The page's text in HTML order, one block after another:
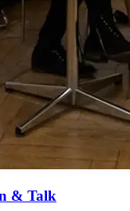
& Talk